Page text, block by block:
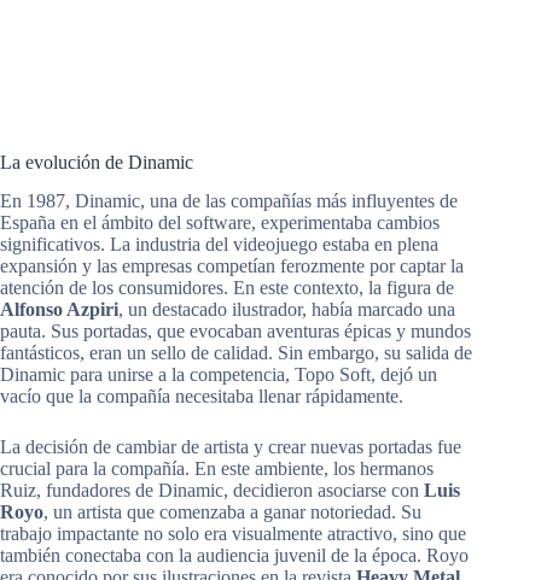
La evolución de Dinamic
En 1987, Dinamic, una de las compañías más influyentes de
España en el ámbito del software, experimentaba cambios
significativos. La industria del videojuego estaba en plena
expansión y las empresas competían ferozmente por captar la
atención de los consumidores. En este contexto, la figura de
Alfonso Azpiri, un destacado ilustrador, había marcado una
pauta. Sus portadas, que evocaban aventuras épicas y mundos
fantásticos, eran un sello de calidad. Sin embargo, su salida de
Dinamic para unirse a la competencia, Topo Soft, dejó un
vacío que la compañía necesitaba llenar rápidamente.
La decisión de cambiar de artista y crear nuevas portadas fue
crucial para la compañía. En este ambiente, los hermanos
Ruiz, fundadores de Dinamic, decidieron asociarse con Luis
Royo, un artista que comenzaba a ganar notoriedad. Su
trabajo impactante no solo era visualmente atractivo, sino que
también conectaba con la audiencia juvenil de la época. Royo